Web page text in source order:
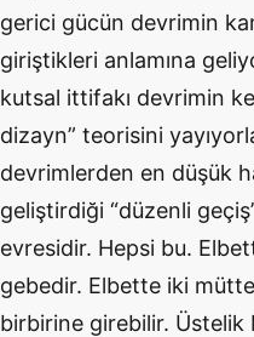
gerici gücün devrimin
giriştikleri anlamına
kutsal ittifakı devrimin
dizayn” teorisini
devrimlerden en düşük
geliştirdiği “düzenli
evresidir. Hepsi bu.
gebedir. Elbette iki
birbirine girebilir. Üstelik